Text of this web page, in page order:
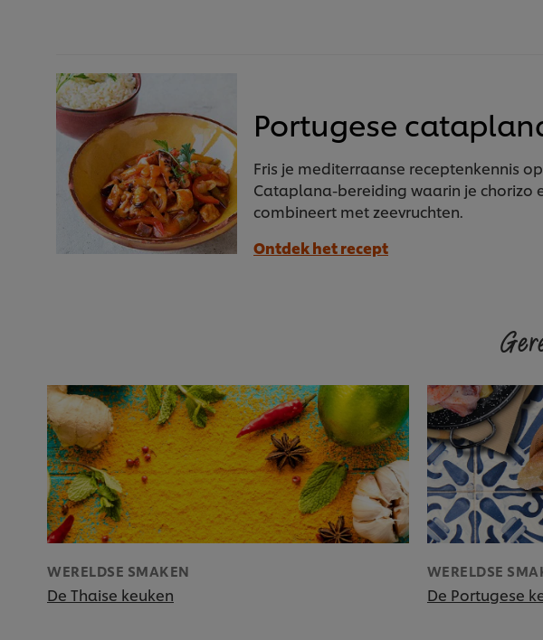
Portugese
Fris je mediterraanse receptenkennis
Cataplana-bereiding waarin je chorizo
combineert met zeevruchten.
Ontdek het recept
WERELDSE SMAKEN
De Thaise keuken
WERELDSE
De Portugese